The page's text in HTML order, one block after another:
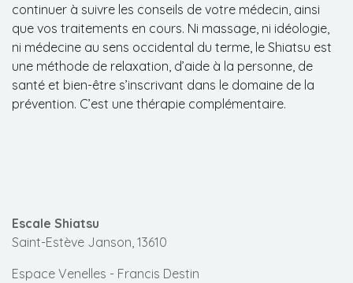
continuer à suivre les conseils de votre médecin, ainsi
que vos traitements en cours. Ni massage, ni idéologie,
ni médecine au sens occidental du terme, le Shiatsu est
une méthode de relaxation, d’aide à la personne, de
santé et bien-être s’inscrivant dans le domaine de la
prévention. C’est une thérapie complémentaire.
Escale Shiatsu
Saint-Estève Janson, 13610
Espace Venelles - Francis Destin